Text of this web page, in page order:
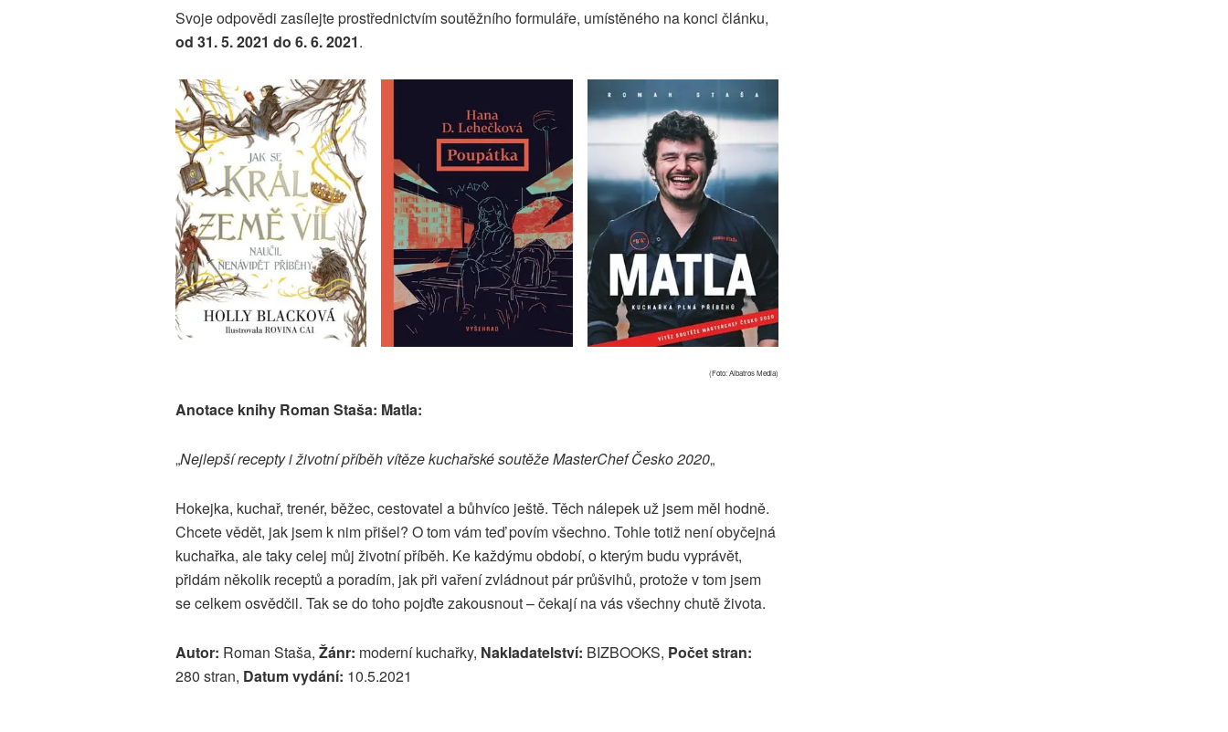
Svoje odpovědi zasílejte prostřednictvím soutěžního formuláře, umístěného na konci článku,
od 31. 5. 2021 do 6. 6. 2021.
(Foto: Albatros Media)
Anotace knihy Roman Staša: Matla:
„Nejlepší recepty i životní příběh vítěze kuchařské soutěže MasterChef Česko 2020„
Hokejka, kuchař, trenér, běžec, cestovatel a bůhvíco ještě. Těch nálepek už jsem měl hodně.
Chcete vědět, jak jsem k nim přišel? O tom vám teď povím všechno. Tohle totiž není obyčejná
kuchařka, ale taky celej můj životní příběh. Ke každýmu období, o kterým budu vyprávět,
přidám několik receptů a poradím, jak při vaření zvládnout pár průšvihů, protože v tom jsem
se celkem osvědčil. Tak se do toho pojďte zakousnout – čekají na vás všechny chutě života.
Autor: Roman Staša, Žánr: moderní kuchařky, Nakladatelství: BIZBOOKS, Počet stran:
280 stran, Datum vydání: 10.5.2021